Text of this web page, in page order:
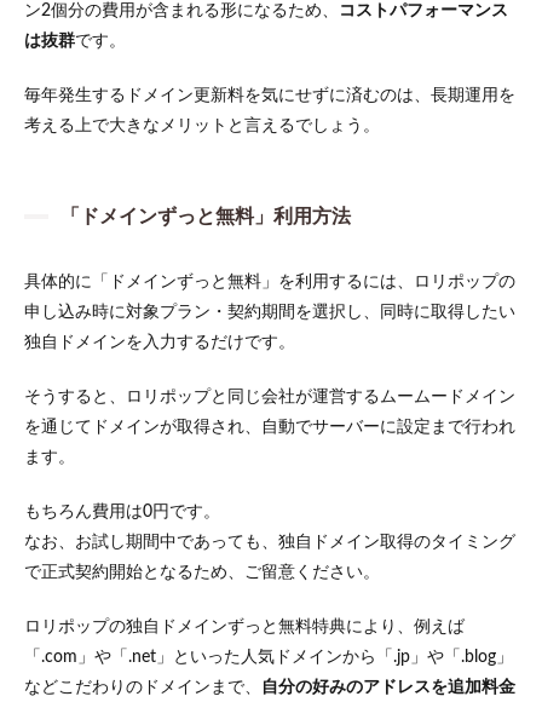
ン2個分の費用が含まれる形になるため、
コストパフォーマンス
は抜群です。
毎年発生するドメイン更新料を気にせずに済むのは、長期運用を
考える上で大きなメリットと言えるでしょう。
「ドメインずっと無料」利用方法
具体的に「ドメインずっと無料」を利用するには、ロリポップの
申し込み時に対象プラン・契約期間を選択し、同時に取得したい
独自ドメインを入力するだけです。
そうすると、ロリポップと同じ会社が運営するムームードメイン
を通じてドメインが取得され、自動でサーバーに設定まで行われ
ます。
もちろん費用は0円です。
なお、お試し期間中であっても、独自ドメイン取得のタイミング
で正式契約開始となるため、ご留意ください。
ロリポップの独自ドメインずっと無料特典により、例えば
「.com」や「.net」といった人気ドメインから「.jp」や「.blog」
などこだわりのドメインまで、
自分の好みのアドレスを追加料金